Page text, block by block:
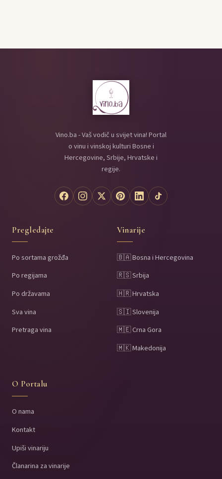
Vino.ba - Vaš vodič u svijet vina! Portal
o vinu i vinskoj kulturi Bosne i
Hercegovine, Srbije, Hrvatske i
regije.
Pregledajte
Po sortama grožđa
Po regijama
Po državama
Sva vina
Pretraga vina
Vinarije
🇧🇦 Bosna i Hercegovina
🇷🇸 Srbija
🇭🇷 Hrvatska
🇸🇮 Slovenija
🇲🇪 Crna Gora
🇲🇰 Makedonija
O Portalu
O nama
Kontakt
Upiši vinariju
Članarina za vinarije